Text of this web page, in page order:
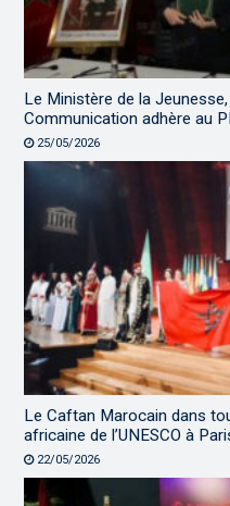
Le Ministère de la
Communication adhère au
25/05/2026
Le Caftan Marocain dans
africaine de l’UNESCO à
22/05/2026